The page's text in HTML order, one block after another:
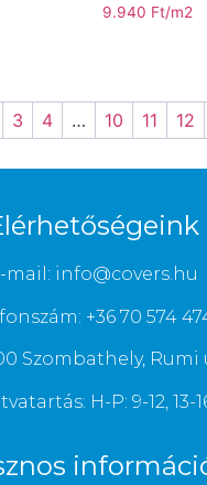
9.940 Ft/m2
3 4 … 10 11 12
mail: info@covers.hu
+36 70 574
Szombathely, Rumi
H-P: 9-12, 13-